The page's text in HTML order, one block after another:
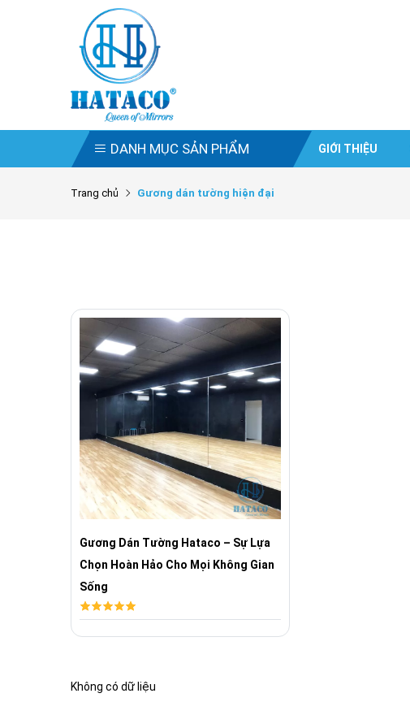
DANH MỤC SẢN PHẨM GIỚI THIỆU
Trang chủ Gương dán tường hiện đại
Gương Dán Tường Hataco – Sự Lựa
Chọn Hoàn Hảo Cho Mọi Không Gian
Sống
Không có dữ liệu